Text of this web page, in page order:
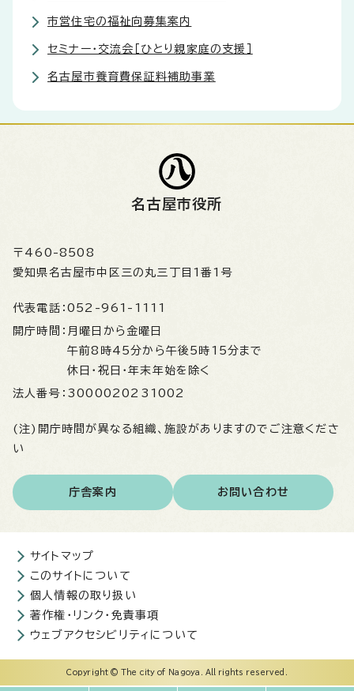
市営住宅の福祉向募集案内
セミナー・交流会［ひとり親家庭の支援］
名古屋市養育費保証料補助事業
名古屋市役所
〒460-8508
愛知県名古屋市中区三の丸三丁目1番1号
代表電話： 052-961-1111
開庁時間： 月曜日から金曜日
午前8時45分から午後5時15分まで
休日・祝日・年末年始を除く
法人番号： 3000020231002
(注)開庁時間が異なる組織、施設がありますのでご注意くださ
い
庁舎案内 お問い合わせ
サイトマップ
このサイトについて
個人情報の取り扱い
著作権・リンク・免責事項
ウェブアクセシビリティについて
Copyright © The city of Nagoya. All rights reserved.